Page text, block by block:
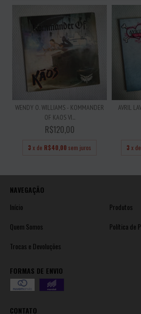
WENDY O. WILLIAMS - KOMMANDER
OF KAOS VI...
R$120,00
3 x de R$40,00 sem juros
AVRIL
3 x de
NAVEGAÇÃO
Início
Produtos
Quem Somos
Política de
Trocas e Devoluções
FORMAS DE ENVIO
CONTATO